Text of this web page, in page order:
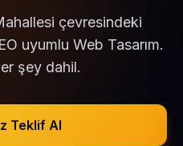
çevresindeki
uyumlu Web Tasarım.
şey dahil.
Teklif Al